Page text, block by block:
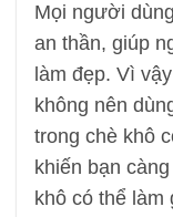
Mọi người
an thần, giúp
làm đẹp. Vì
không nên
trong chè khô
khiến bạn
khô có thể